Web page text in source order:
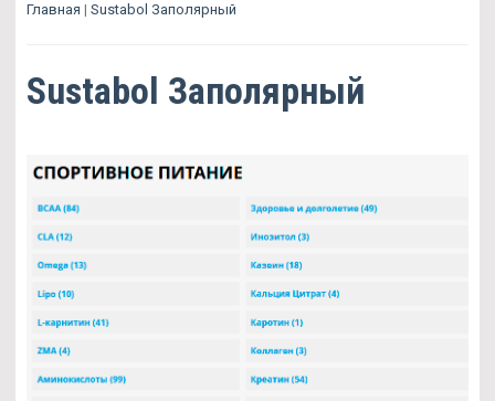
Главная | Sustabol Заполярный
Sustabol Заполярный